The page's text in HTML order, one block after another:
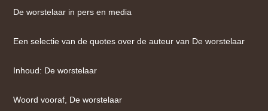
De worstelaar in pers en media
Een selectie van de quotes over de auteur van De worstelaar
Inhoud: De worstelaar
Woord vooraf, De worstelaar